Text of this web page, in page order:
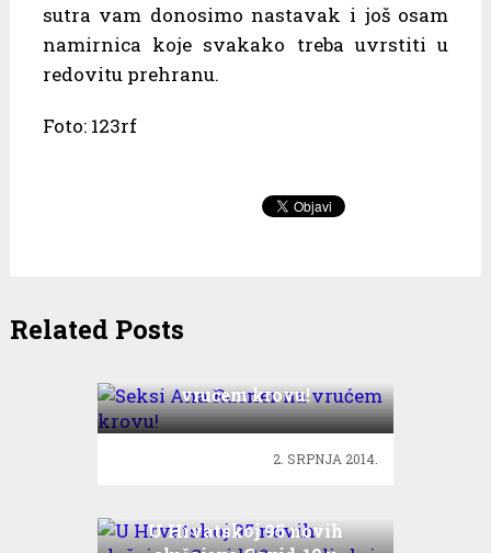
sutra vam donosimo nastavak i još osam
namirnica koje svakako treba uvrstiti u
redovitu prehranu.
Foto: 123rf
Related Posts
vrućem krovu!
2. SRPNJA 2014.
U Hrvatskoj 95 novih